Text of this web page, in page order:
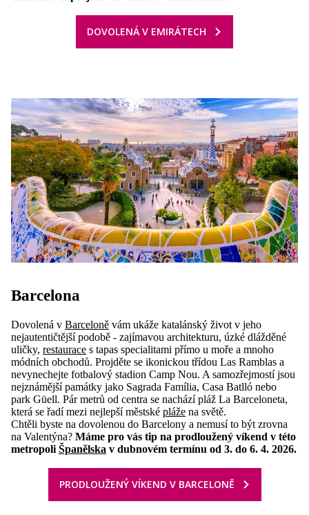
DOVOLENÁ V EMIRÁTECH
Barcelona
Dovolená v Barceloně vám ukáže katalánský život v jeho
nejautentičtější podobě - zajímavou architekturu, úzké dlážděné
uličky, restaurace s tapas specialitami přímo u moře a mnoho
módních obchodů. Projděte se ikonickou třídou Las Ramblas a
nevynechejte fotbalový stadion Camp Nou. A samozřejmostí jsou
nejznámější památky jako Sagrada Família, Casa Batlló nebo
park Güell. Pár metrů od centra se nachází pláž La Barceloneta,
která se řadí mezi nejlepší městské pláže na světě.
Chtěli byste na dovolenou do Barcelony a nemusí to být zrovna
na Valentýna? Máme pro vás tip na prodloužený víkend v této
metropoli Španělska v dubnovém termínu od 3. do 6. 4. 2026.
PRODLOUŽENÝ VÍKEND V BARCELONĚ